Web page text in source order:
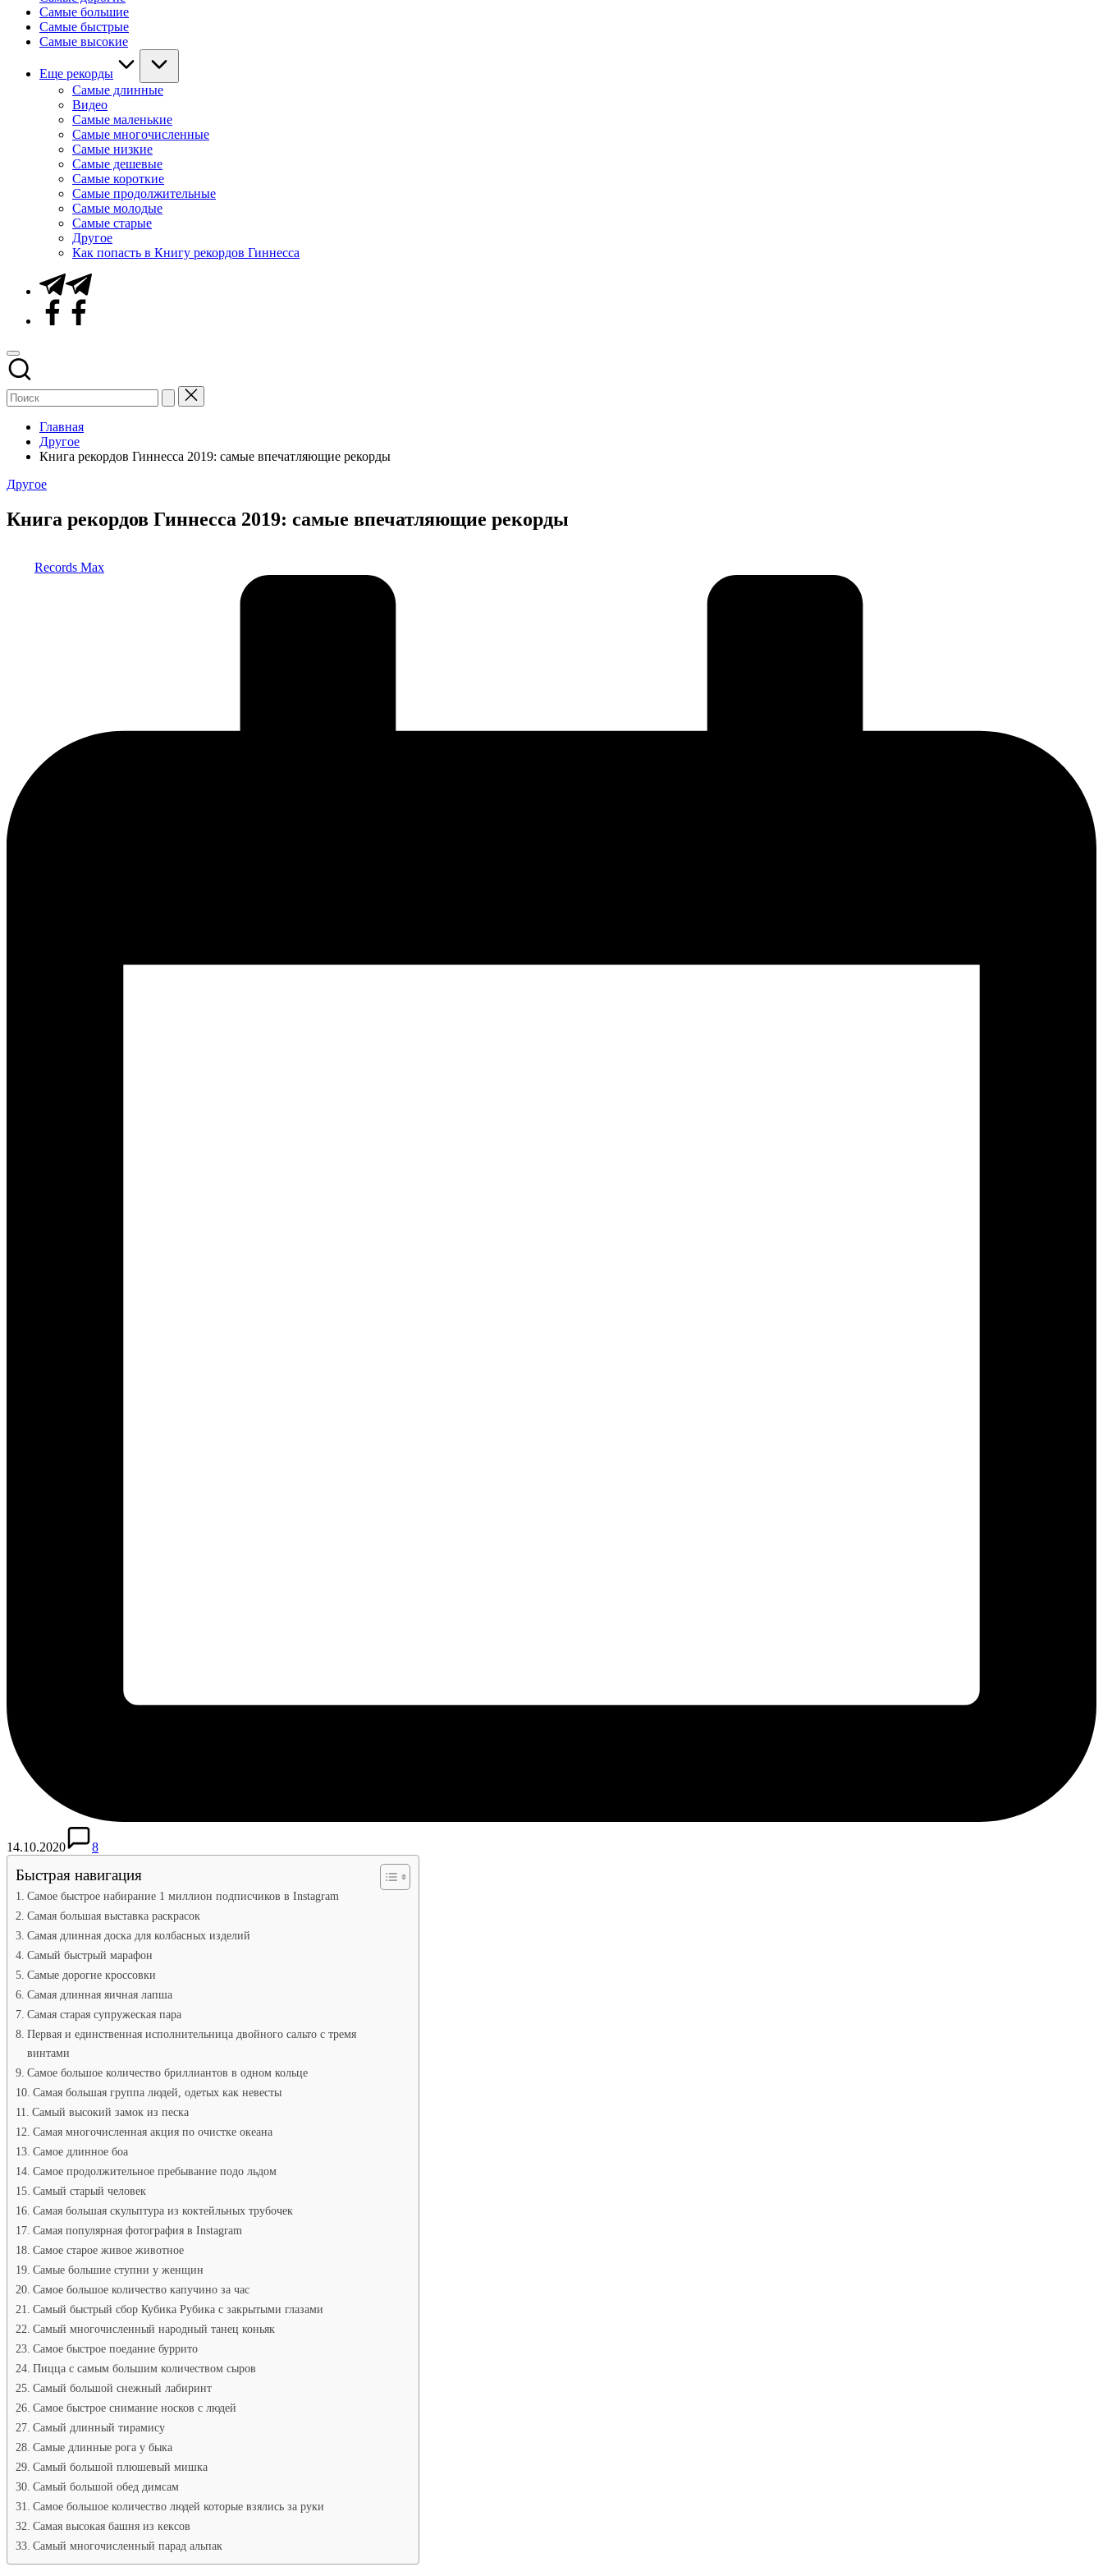
Самые большие
Самые быстрые
Самые высокие
Еще рекорды
Самые длинные
Видео
Самые маленькие
Самые многочисленные
Самые низкие
Самые дешевые
Самые короткие
Самые продолжительные
Самые молодые
Самые старые
Другое
Как попасть в Книгу рекордов Гиннесса
Telegram
Facebook
Главная
Другое
Книга рекордов Гиннесса 2019: самые впечатляющие рекорды
Опубликовано
Другое
Книга рекордов Гиннесса 2019: самые впечатляющие рекорды
Records Max
14.10.2020 8
Быстрая навигация
Самое быстрое набирание 1 миллион подписчиков в Instagram
Самая большая выставка раскрасок
Самая длинная доска для колбасных изделий
Самый быстрый марафон
Самые дорогие кроссовки
Самая длинная яичная лапша
Самая старая супружеская пара
Первая и единственная исполнительница двойного сальто с тремя
винтами
Самое большое количество бриллиантов в одном кольце
Самая большая группа людей, одетых как невесты
Самый высокий замок из песка
Самая многочисленная акция по очистке океана
Самое длинное боа
Самое продолжительное пребывание подо льдом
Самый старый человек
Самая большая скульптура из коктейльных трубочек
Самая популярная фотография в Instagram
Самое старое живое животное
Самые большие ступни у женщин
Самое большое количество капучино за час
Самый быстрый сбор Кубика Рубика с закрытыми глазами
Самый многочисленный народный танец коньяк
Самое быстрое поедание буррито
Пицца с самым большим количеством сыров
Самый большой снежный лабиринт
Самое быстрое снимание носков с людей
Самый длинный тирамису
Самые длинные рога у быка
Самый большой плюшевый мишка
Самый большой обед димсам
Самое большое количество людей которые взялись за руки
Самая высокая башня из кексов
Самый многочисленный парад альпак